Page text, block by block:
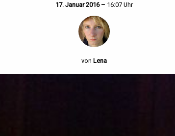
17. Januar 2016 – 16:07 Uhr
von Lena